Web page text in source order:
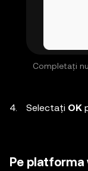
Completați
Selectați OK
Pe platforma